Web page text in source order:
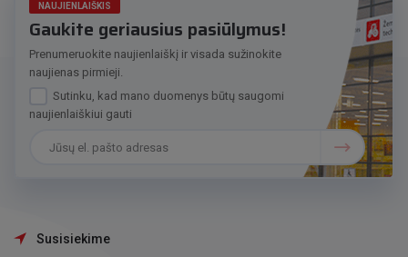
NAUJIENLAIŠKIS
Gaukite geriausius pasiūlymus!
Prenumeruokite naujienlaiškį ir visada sužinokite
naujienas pirmieji.
Sutinku, kad mano duomenys būtų saugomi
naujienlaiškiui gauti
Susisiekime